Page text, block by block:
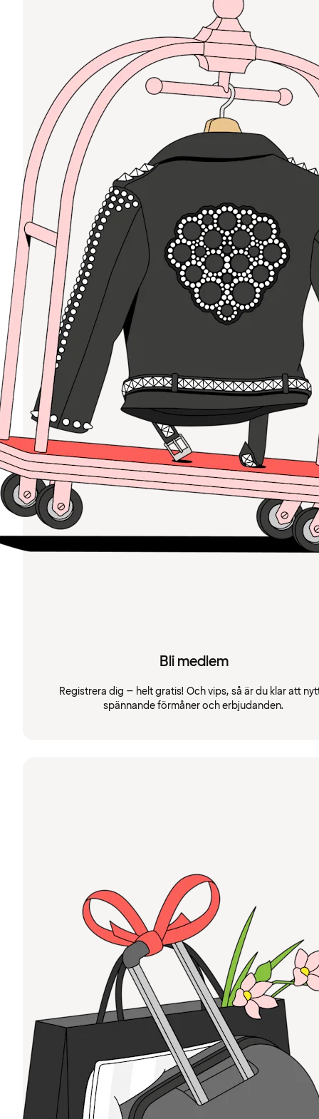
Bli medlem
Registrera dig – helt gratis! Och vips, så är du klar att
spännande förmåner och erbjudanden.